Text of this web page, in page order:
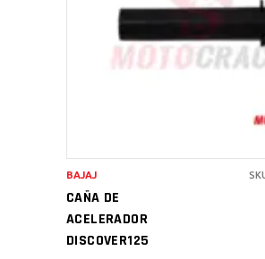
AÑADIR AL CARRITO
CAÑA DE
ACELERADOR
DISCOVER125
BAJAJ